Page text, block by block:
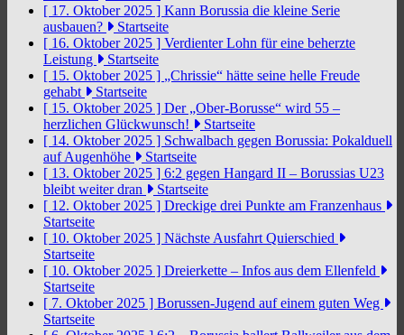
[ 17. Oktober 2025 ] Kann Borussia die kleine Serie
ausbauen?
Startseite
[ 16. Oktober 2025 ] Verdienter Lohn für eine beherzte
Leistung
Startseite
[ 15. Oktober 2025 ] „Chrissie“ hätte seine helle Freude
gehabt
Startseite
[ 15. Oktober 2025 ] Der „Ober-Borusse“ wird 55 –
herzlichen Glückwunsch!
Startseite
[ 14. Oktober 2025 ] Schwalbach gegen Borussia: Pokalduell
auf Augenhöhe
Startseite
[ 13. Oktober 2025 ] 6:2 gegen Hangard II – Borussias U23
bleibt weiter dran
Startseite
[ 12. Oktober 2025 ] Dreckige drei Punkte am Franzenhaus
Startseite
[ 10. Oktober 2025 ] Nächste Ausfahrt Quierschied
Startseite
[ 10. Oktober 2025 ] Dreierkette – Infos aus dem Ellenfeld
Startseite
[ 7. Oktober 2025 ] Borussen-Jugend auf einem guten Weg
Startseite